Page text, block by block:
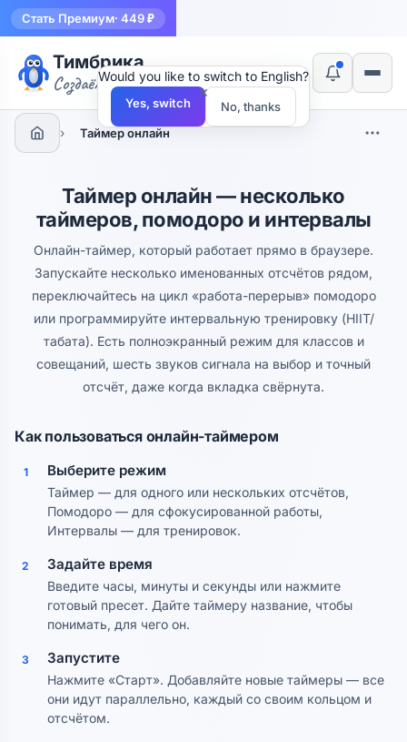
Стать Премиум· 449 ₽
Тимбрика
Создаём инструменты
› Таймер онлайн
Таймер онлайн — несколько
таймеров, помодоро и интервалы
Онлайн-таймер, который работает прямо в браузере.
Запускайте несколько именованных отсчётов рядом,
переключайтесь на цикл «работа-перерыв» помодоро
или программируйте интервальную тренировку (HIIT/
табата). Есть полноэкранный режим для классов и
совещаний, шесть звуков сигнала на выбор и точный
отсчёт, даже когда вкладка свёрнута.
Как пользоваться онлайн-таймером
1 Выберите режим
Таймер — для одного или нескольких отсчётов,
Помодоро — для сфокусированной работы,
Интервалы — для тренировок.
2 Задайте время
Введите часы, минуты и секунды или нажмите
готовый пресет. Дайте таймеру название, чтобы
понимать, для чего он.
3 Запустите
Нажмите «Старт». Добавляйте новые таймеры — все
они идут параллельно, каждый со своим кольцом и
отсчётом.
×
Would you like to switch to English?
Yes, switch No, thanks